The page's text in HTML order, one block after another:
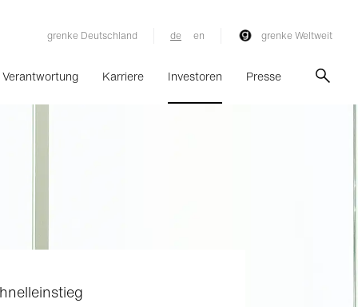
grenke Deutschland de en grenke Weltweit
Verantwortung Karriere Investoren Presse